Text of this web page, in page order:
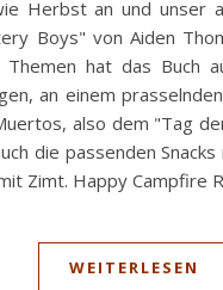
Herbst an und unser
Boys" von Aiden
hat das Buch
an einem
also dem "Tag
die passenden
Zimt. Happy Campfire
WEITERLESEN